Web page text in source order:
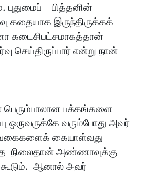
புதுமைப் பித்தனின்
கதையாக இருந்திருக்கக்
கடைசிபட்சமாகத்தான்
செய்திருப்பார் என்று நான்
பெரும்பாலான பக்கங்களை
ஒருவருக்கே வரும்போது அவர்
கையாள்வது
நிலைதான் அண்ணாவுக்கு
கூடும். ஆனால் அவர்